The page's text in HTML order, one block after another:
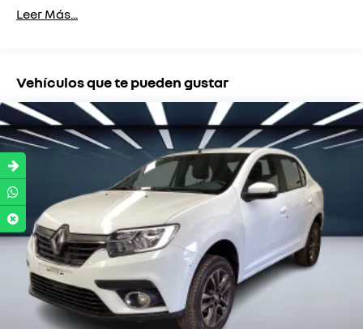
Llantas De Aleación
Sistema De Bloqueo De Encendido
Faros Antiniebla
Faros Antinieblas Delanteros
Airbag Para Conductor Y Pasajero
Desempañador Trasero
Airbag Laterales
Control De Estabilidad
Comando Remoto Para Radio En El Volante
Tercera Luz De Freno Led
Aire Acondicionado
Control Eléctrico Para Los Retrovisores
Leer Más...
Vehículos que te pueden gustar